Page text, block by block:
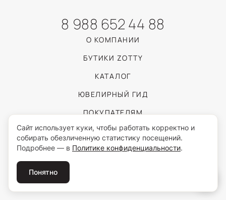
8 988 652 44 88
О КОМПАНИИ
БУТИКИ ZOTTY
КАТАЛОГ
ЮВЕЛИРНЫЙ ГИД
ПОКУПАТЕЛЯМ
Пользуясь сайтом, вы соглашаетесь с обработкой персональных данных
© 2026 ZOTTY · ИП Самойлова И.С.
Сайт использует куки, чтобы работать корректно и
собирать обезличенную статистику посещений.
Подробнее — в Политике конфиденциальности.
Понятно